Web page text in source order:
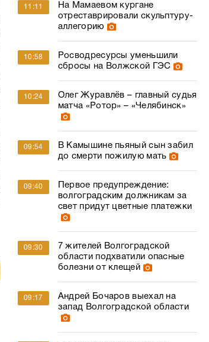
11:11
На Мамаевом кургане
отреставрировали скульптуру-
аллегорию
10:58
Росводресурсы уменьшили
сбросы на Волжской ГЭС
10:24
Олег Журавлёв – главный судья
матча «Ротор» – «Челябинск»
09:54
В Камышине пьяный сын забил
до смерти пожилую мать
09:40
Первое предупреждение:
волгоградским должникам за
свет придут цветные платежки
09:30
7 жителей Волгоградской
области подхватили опасные
болезни от клещей
09:17
Андрей Бочаров выехал на
запад Волгоградской области